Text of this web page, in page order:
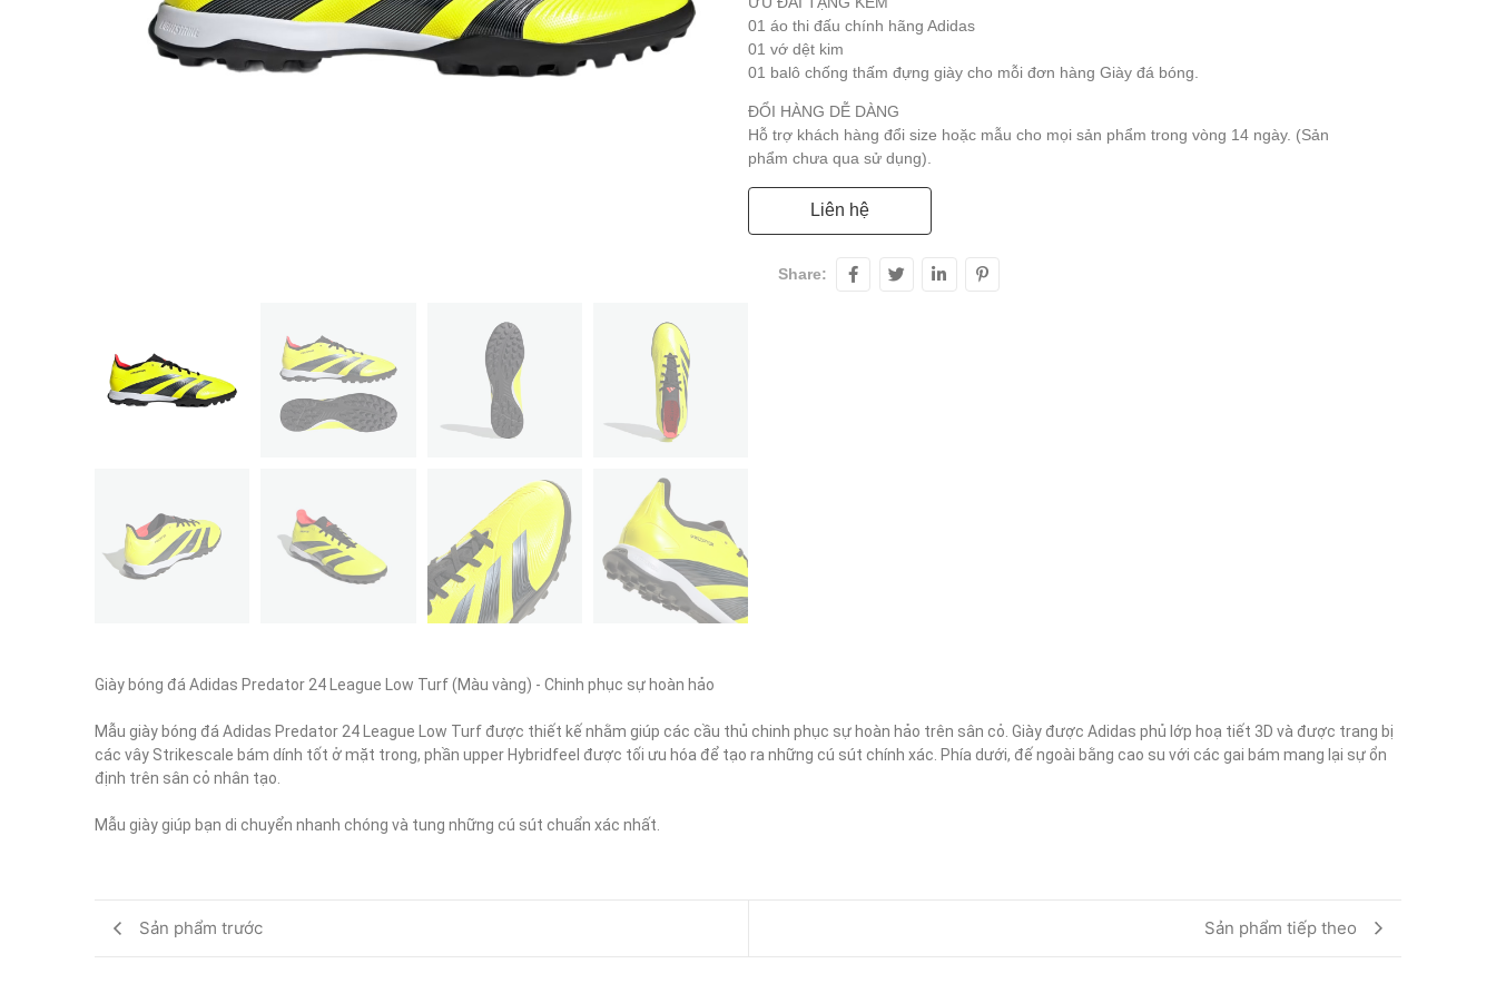
01 áo thi đấu chính hãng Adidas
01 vớ dệt kim
01 balô chống thấm đựng giày cho mỗi đơn hàng Giày đá bóng.
ĐỔI HÀNG DỄ DÀNG
Hỗ trợ khách hàng đổi size hoặc mẫu cho mọi sản phẩm trong vòng 14 ngày. (Sản
phẩm chưa qua sử dụng).
Liên hệ
Share:
Giày bóng đá Adidas Predator 24 League Low Turf (Màu vàng) - Chinh phục sự hoàn hảo
Mẫu giày bóng đá Adidas Predator 24 League Low Turf được thiết kế nhằm giúp các cầu thủ chinh phục sự hoàn hảo trên sân cỏ. Giày được Adidas phủ lớp hoạ tiết 3D và được trang bị
các vây Strikescale bám dính tốt ở mặt trong, phần upper Hybridfeel được tối ưu hóa để tạo ra những cú sút chính xác. Phía dưới, đế ngoài bằng cao su với các gai bám mang lại sự ổn
định trên sân cỏ nhân tạo.
Mẫu giày giúp bạn di chuyển nhanh chóng và tung những cú sút chuẩn xác nhất.
Sản phẩm trước Sản phẩm tiếp theo